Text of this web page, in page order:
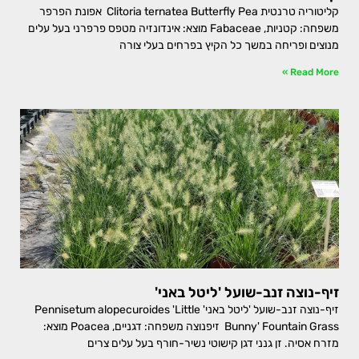
קליטוריה טרנטית Clitoria ternatea Butterfly Pea אפונת הפרפר
משפחה: קטניות, Fabaceae מוצא: אינדונזיה מטפס פרפרני בעל עלים
מנוצים ופריחה במשך כל הקיץ בפרחים בעלי צורה
Read More »
זיף-נוצה זנב-שועל 'ליטל באני'
זיף-נוצה זנב-שועל 'ליטל באני' Pennisetum alopecuroides 'Little
Bunny' Fountain Grass זיפנוצה משפחה: דגניים, Poacea מוצא:
מזרח אסיה. זן גנני דגן קישוטי נשיר-חורף בעל עלים צרים